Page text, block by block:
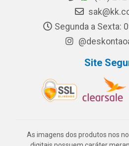
Segunda a Sexta:
Site
As imagens dos produtos nos